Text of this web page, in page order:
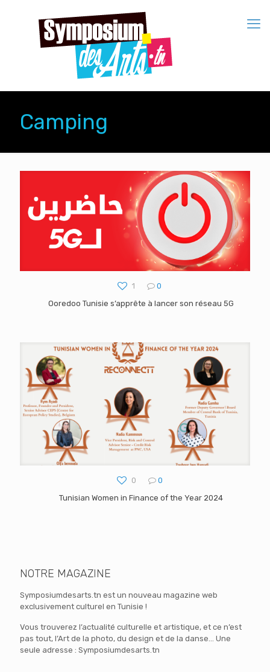
Camping
1
0
Ooredoo Tunisie s’apprête à lancer son réseau 5G
0
0
Tunisian Women in Finance of the Year 2024
NOTRE MAGAZINE
Symposiumdesarts.tn est un nouveau magazine web
exclusivement culturel en Tunisie !
Vous trouverez l’actualité culturelle et artistique, et ce n’est
pas tout, l’Art de la photo, du design et de la danse… Une
seule adresse : Symposiumdesarts.tn